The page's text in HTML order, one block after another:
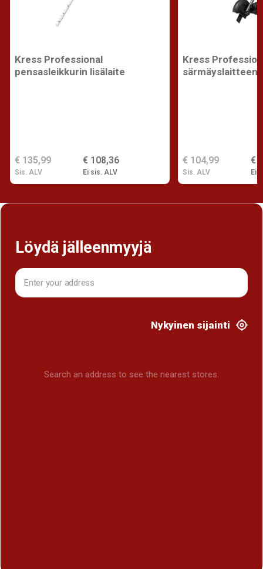
Kress Professional
pensasleikkurin lisälaite
€ 108,36
Ei sis. ALV
€ 135,99
Sis. ALV
Kress
särmäyslaitteen
€
Ei
€ 104,99
Sis. ALV
Löydä jälleenmyyjä
Nykyinen sijainti
Search an address to see the nearest stores.